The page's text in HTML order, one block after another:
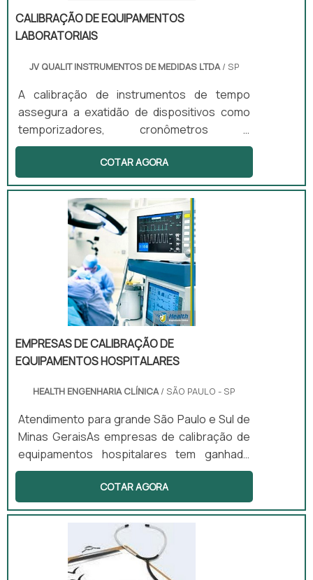
CALIBRAÇÃO DE EQUIPAMENTOS
LABORATORIAIS
JV QUALIT INSTRUMENTOS DE MEDIDAS LTDA/ SP
A calibração de instrumentos de tempo
assegura a exatidão de dispositivos como
temporizadores, cronômetros e
controladores de ciclo, garantindo que
operem dentro dos parâmetros
estabelecidos por normas técnicas.
Realizada em laboratório rastreável e com
padrões certificados, essa calibração
minimiza desvios que possam impactar
processos sensíveis, como ciclos térmicos e
testes laboratoriais.
COTAR AGORA
EMPRESAS DE CALIBRAÇ­ÃO DE
EQUIPAMENTOS HOSPITALARES
HEALTH ENGENHARIA CLÍNICA/ SÃO PAULO - SP
Atendimento para grande São Paulo e Sul de
Minas GeraisAs empresas de calibraç­ão de
equipamentos hospitalares tem ganhado
cada vez mais destaque na área da saúde,
justamente por serem responsável pela
realização do serviço de correção de
equipamentos médicos que estejam
apresentando irregularidades.Detalhes a
respeito do serviço de calibraçãoSendo
nada mais que um serviço de manutenção, a
COTAR AGORA